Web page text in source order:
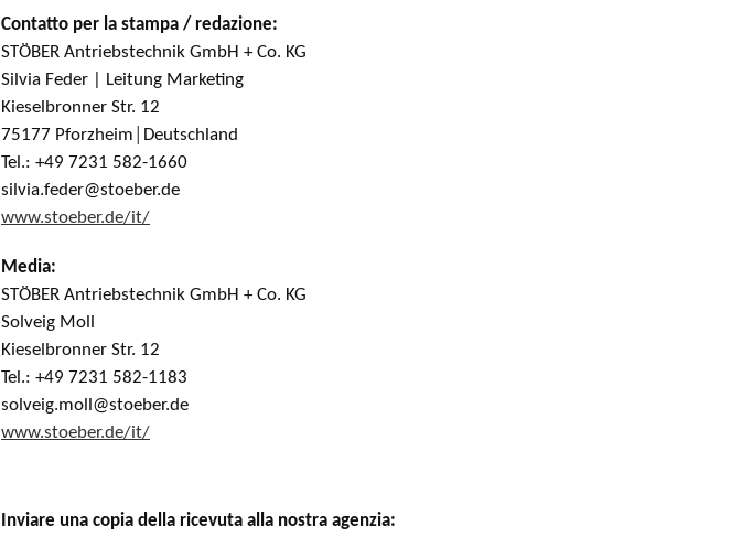
Contatto per la stampa / redazione:
STÖBER Antriebstechnik GmbH + Co. KG
Silvia Feder | Leitung Marketing
Kieselbronner Str. 12
75177 Pforzheim│Deutschland
Tel.: +49 7231 582-1660
silvia.feder@stoeber.de
www.stoeber.de/it/
Media:
STÖBER Antriebstechnik GmbH + Co. KG
Solveig Moll
Kieselbronner Str. 12
Tel.: +49 7231 582-1183
solveig.moll@stoeber.de
www.stoeber.de/it/
Inviare una copia della ricevuta alla nostra agenzia: